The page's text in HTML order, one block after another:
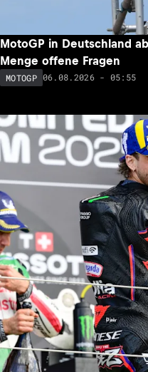
MotoGP in Deutschland
Menge offene Fragen
MOTOGP 06.08.2026 - 05:55